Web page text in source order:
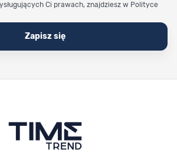
Ci prawach, znajdziesz w Polityce
Zapisz się